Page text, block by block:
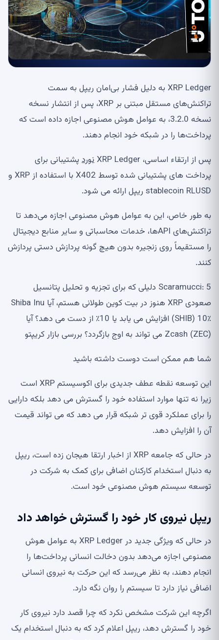
XRP Ledger به دلیل فشار بی‌امان ریپل به سمت
تراکنش‌های مستقل مبتنی بر XRP، پس از انتشار نسخه
نسخه 3.2.0، به عوامل هوش مصنوعی اجازه داده است که
پرداخت‌ها را در شبکه خود انجام دهند.
پس از ارتقاء اساسی، XRP Ledger
نورد پشتیبانی برای
پرداخت های پشتیبانی شده توسط X402 با استفاده از XRP و
stablecoin RLUSD ریپل ارائه می شود.
به طور خاص، این به عوامل هوش مصنوعی اجازه می‌دهد تا
تراکنش‌های APIها، خدمات محاسباتی و سایر منابع دیجیتال
را مستقیماً روی زنجیره بدون هیچ گونه پردازش دستی پردازش
کنند.
Scaramucci: 5 دلیلی که برای تجزیه و تحلیل پتانسیل
صعودی XRP هنوز در بیت کوین طولانی هستم، آیا Shiba Inu
(SHIB) 10٪ افزایش می یابد یا 10٪ از دست می دهد؟ آیا
Zcash (ZEC) می تواند به اوج بازگردد؟ بررسی بازار کریپتو
شما هم ممکن است دوست داشته باشید
این توسعه نقطه عطف جدیدی برای اکوسیستم XRP است
زیرا نه تنها موارد استفاده خود را گسترش می دهد بلکه دارایی
را برای عملکرد قوی تر شبکه قرار می دهد که می تواند قیمت
آن را افزایش دهد.
در حالی که جامعه XRP از اخبار ارتقا هیجان زده است، ریپل
به دنبال استخدام کارکنان اضافی برای کمک به شرکت در
توسعه سیستم هوش مصنوعی خود است.
ریپل نیروی کار خود را گسترش خواهد داد
در حالی که ویژگی جدید در XRP Ledger به عوامل هوش
مصنوعی اجازه می‌دهد بدون دخالت انسانی پرداخت‌ها را
انجام دهند، به نظر می‌رسد که این حرکت به نیروی انسانی
اضافی نیاز دارد تا سیستم را روان نگه دارد.
اگرچه این شرکت مشخص نکرد که چرا قصد دارد نیروی کار
خود را گسترش دهد، ریپل اعلام کرد که به دنبال استخدام یک